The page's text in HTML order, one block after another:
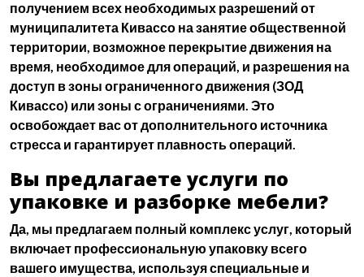
получением всех необходимых разрешений от
муниципалитета Кивассо на занятие общественной
территории, возможное перекрытие движения на
время, необходимое для операций, и разрешения на
доступ в зоны ограниченного движения (ЗОД
Кивассо) или зоны с ограничениями. Это
освобождает вас от дополнительного источника
стресса и гарантирует плавность операций.
Вы предлагаете услуги по
упаковке и разборке мебели?
Да, мы предлагаем полный комплекс услуг, который
включает профессиональную упаковку всего
вашего имущества, используя специальные и